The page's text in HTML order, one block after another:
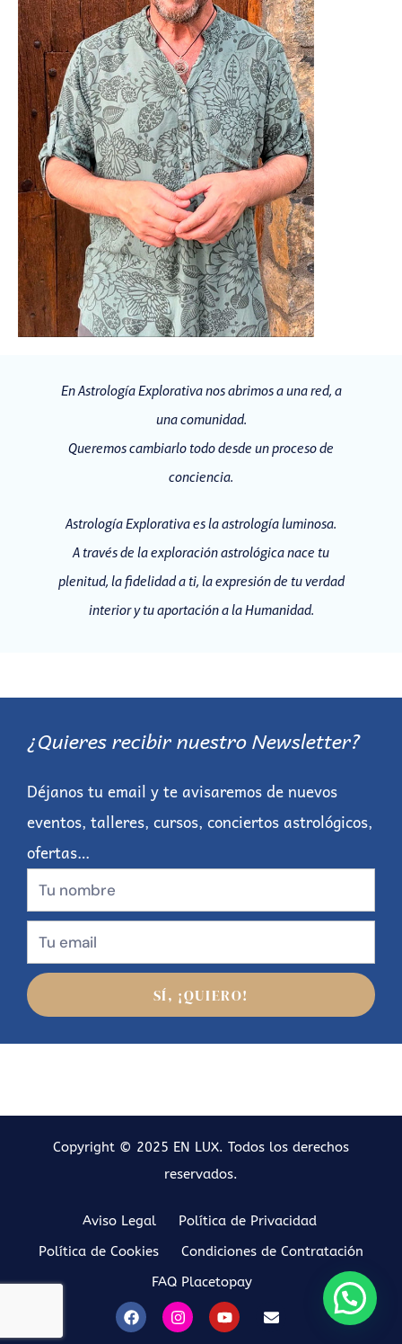
En Astrología Explorativa nos abrimos a una red, a
una comunidad.
Queremos cambiarlo todo desde un proceso de
conciencia.
Astrología Explorativa es la astrología luminosa.
A través de la exploración astrológica nace tu
plenitud, la fidelidad a ti, la expresión de tu verdad
interior y tu aportación a la Humanidad.
¿Quieres recibir nuestro Newsletter?
Déjanos tu email y te avisaremos de nuevos
eventos, talleres, cursos, conciertos astrológicos,
ofertas…
SÍ, ¡QUIERO!
Copyright © 2025 EN LUX. Todos los derechos
reservados.
Aviso Legal
Política de Privacidad
Política de Cookies
Condiciones de Contratación
FAQ Placetopay